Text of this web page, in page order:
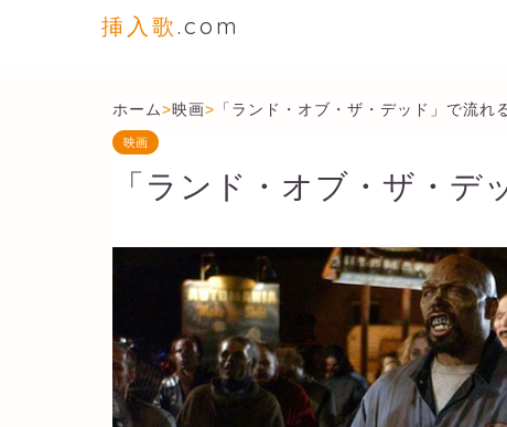
挿入歌.com
ホーム>映画> 「ランド・オブ・ザ・デッド」で流れ
映画
「ランド・オブ・ザ・デ